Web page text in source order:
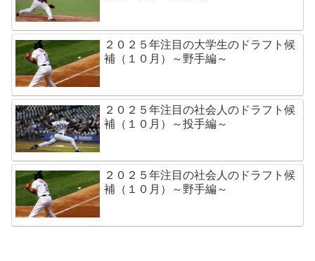
２０２５年注目の大学生のドラフト候
補（１０月）～野手編～
２０２５年注目の社会人のドラフト候
補（１０月）～投手編～
２０２５年注目の社会人のドラフト候
補（１０月）～野手編～